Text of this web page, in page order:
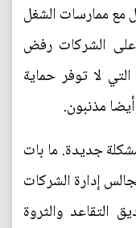
مع ممارسات الشغل
على الشركات رفض
لا توفر حماية
مذنبون.
جديدة. ما بات
إدارة الشركات
التقاعد والثروة